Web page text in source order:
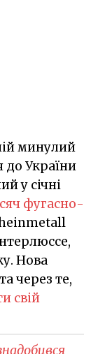
минулий
до України
у січні
фугасно-
Нова
через те,
свій